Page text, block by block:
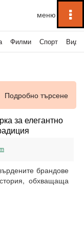
Филми Спорт
Подробно търсене
за елегантно
брандове
обхващаща